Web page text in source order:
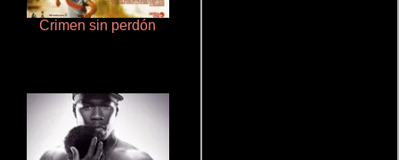
Crimen sin perdón